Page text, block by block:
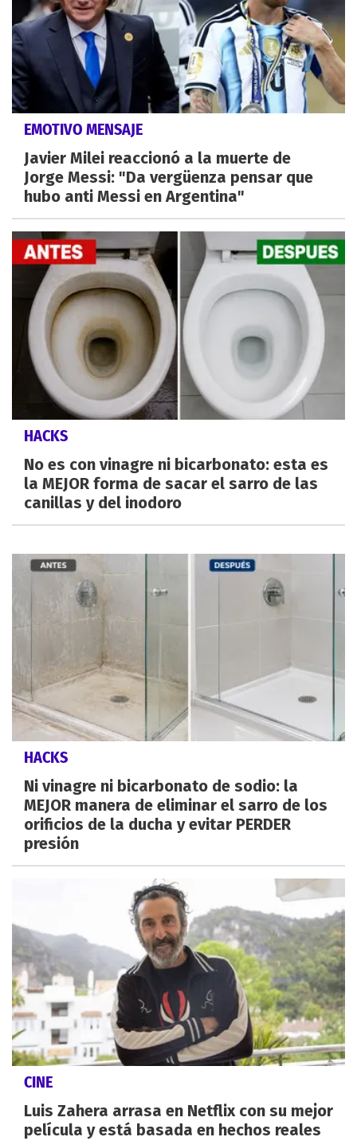
EMOTIVO MENSAJE
Javier Milei reaccionó a la muerte de
Jorge Messi: "Da vergüenza pensar que
hubo anti Messi en Argentina"
HACKS
No es con vinagre ni bicarbonato: esta es
la MEJOR forma de sacar el sarro de las
canillas y del inodoro
HACKS
Ni vinagre ni bicarbonato de sodio: la
MEJOR manera de eliminar el sarro de los
orificios de la ducha y evitar PERDER
presión
CINE
Luis Zahera arrasa en Netflix con su mejor
película y está basada en hechos reales